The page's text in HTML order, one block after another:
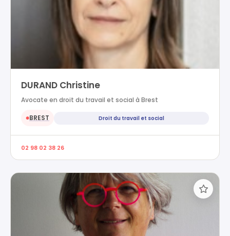
DURAND Christine
Avocate en droit du travail et social à Brest
●BREST Droit du travail et social
02 98 02 38 26